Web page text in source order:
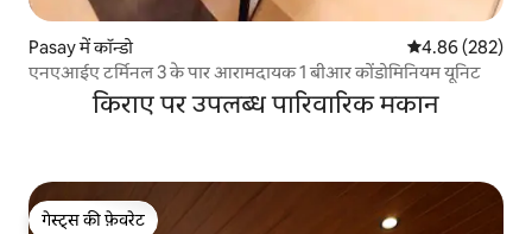
Pasay में कॉन्डो औसत रेटिंग 5 में से
4.86 (282)
एनएआईए टर्मिनल 3 के पार आरामदायक 1 बीआर कोंडोमिनियम यूनिट
किराए पर उपलब्ध पारिवारिक मकान
गेस्ट्स की फ़ेवरेट